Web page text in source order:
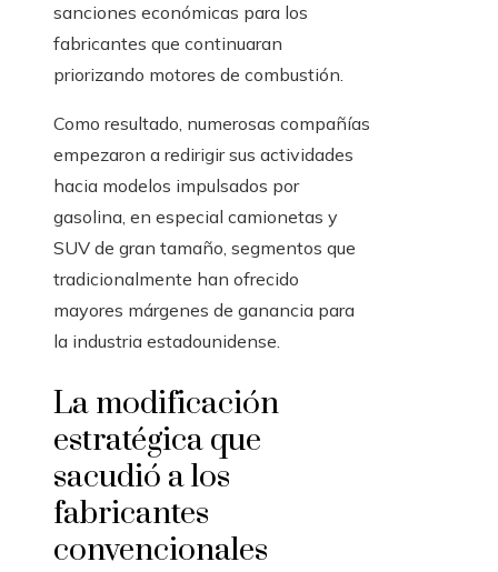
sanciones económicas para los
fabricantes que continuaran
priorizando motores de combustión.
Como resultado, numerosas compañías
empezaron a redirigir sus actividades
hacia modelos impulsados por
gasolina, en especial camionetas y
SUV de gran tamaño, segmentos que
tradicionalmente han ofrecido
mayores márgenes de ganancia para
la industria estadounidense.
La modificación
estratégica que
sacudió a los
fabricantes
convencionales